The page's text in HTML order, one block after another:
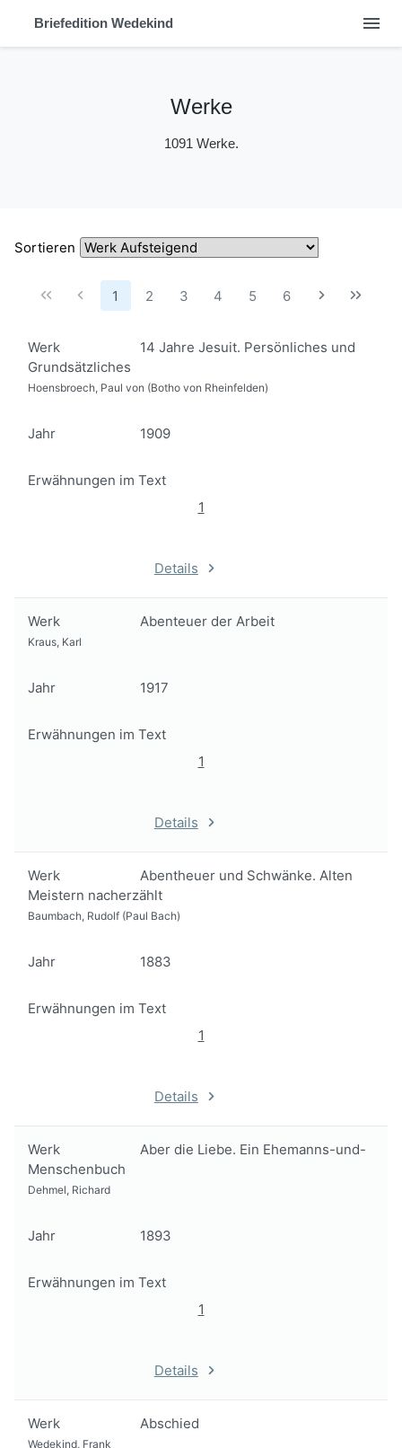
Briefedition Wedekind menu
Werke
1091 Werke.
Sortieren
1 2 3 4 5 6
Werk
14 Jahre Jesuit. Persönliches und
Grundsätzliches
Hoensbroech, Paul von (Botho von Rheinfelden)
Jahr 1909
Erwähnungen im Text
1
Details
Werk Abenteuer der Arbeit
Kraus, Karl
Jahr 1917
Erwähnungen im Text
1
Details
Werk
Abentheuer und Schwänke. Alten
Meistern nacherzählt
Baumbach, Rudolf (Paul Bach)
Jahr 1883
Erwähnungen im Text
1
Details
Werk
Aber die Liebe. Ein Ehemanns-und-
Menschenbuch
Dehmel, Richard
Jahr 1893
Erwähnungen im Text
1
Details
Werk Abschied
Wedekind, Frank